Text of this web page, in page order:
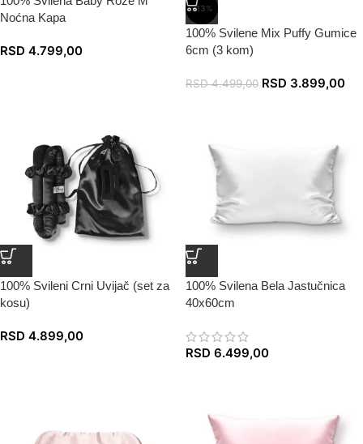
Noćna Kapa
RSD 4.799,00
-13%
100% Svilene Mix Puffy Gumice
6cm (3 kom)
RSD4.499,00 RSD 3.899,00
100% Svileni Crni Uvijač (set za
kosu)
RSD 4.899,00
100% Svilena Bela Jastučnica
40x60cm
RSD 6.499,00